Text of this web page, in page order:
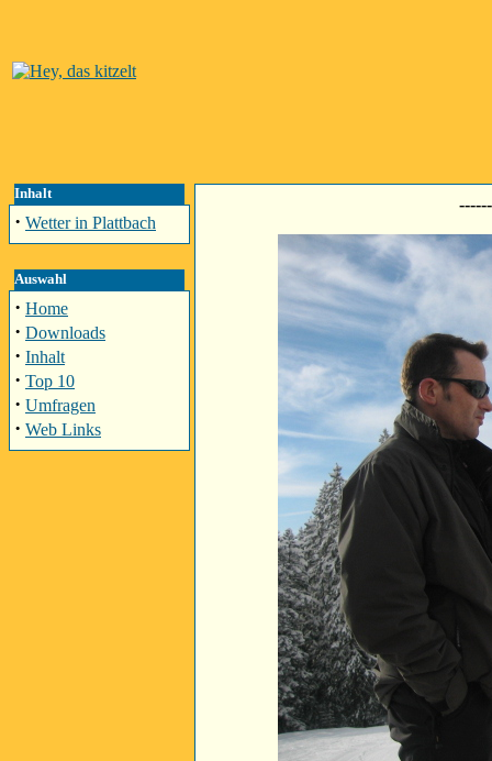
Inhalt
· Wetter in Plattbach
Auswahl
· Home
· Downloads
· Inhalt
· Top 10
· Umfragen
· Web Links